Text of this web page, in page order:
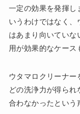
一定の効果を発揮し
いうわけではなく、
はあまり向いていな
用が効果的なケース
ウタマロクリーナー
どの洗浄力が得られ
合わなかったという